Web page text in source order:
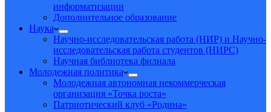
информатизации
Дополнительное образование
Наука
Научно-исследовательская работа (НИР) и Научно-
исследовательская работа студентов (НИРС)
Научная библиотека филиала
Молодежная политика
Молодежная автономная некоммерческая
организация «Точка роста»
Патриотический клуб «Родина»